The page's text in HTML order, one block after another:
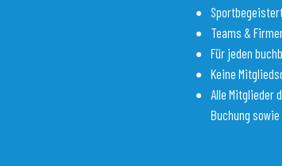
Teams &
Für jeden
Keine
Alle Mitglieder
Buchung